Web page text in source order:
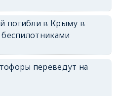
погибли в Крыму в
беспилотниками
переведут на